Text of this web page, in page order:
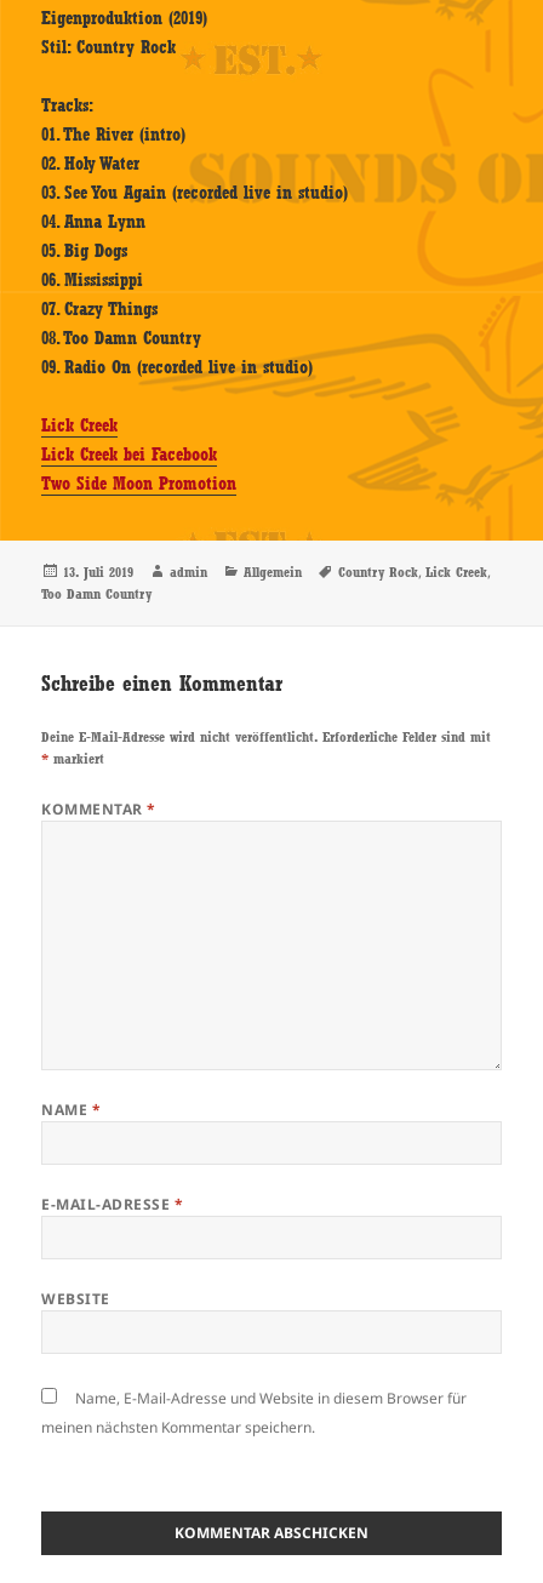
Eigenproduktion (2019)
Stil: Country Rock
Tracks:
01. The River (intro)
02. Holy Water
03. See You Again (recorded live in studio)
04. Anna Lynn
05. Big Dogs
06. Mississippi
07. Crazy Things
08. Too Damn Country
09. Radio On (recorded live in studio)
Lick Creek
Lick Creek bei Facebook
Two Side Moon Promotion
Veröffentlicht
am
13. Juli 2019 Autor
admin Kategorien
Allgemein Schlagwörter
Country Rock,Lick Creek,
Too Damn Country
Schreibe einen Kommentar
Deine E-Mail-Adresse wird nicht veröffentlicht. Erforderliche Felder sind mit
* markiert
KOMMENTAR*
NAME *
E-MAIL-ADRESSE *
WEBSITE
Name, E-Mail-Adresse und Website in diesem Browser für
meinen nächsten Kommentar speichern.